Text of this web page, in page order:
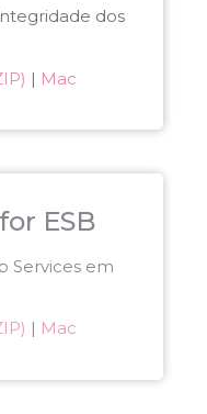
dos
| Mac
ESB
Services em
| Mac